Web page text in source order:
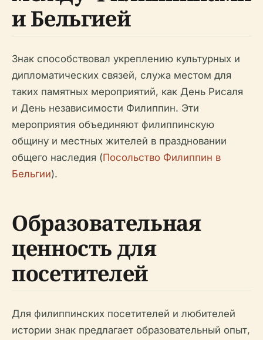
и Бельгией
Знак способствовал укреплению культурных и
дипломатических связей, служа местом для
таких памятных мероприятий, как День Рисаля
и День независимости Филиппин. Эти
мероприятия объединяют филиппинскую
общину и местных жителей в праздновании
общего наследия (Посольство Филиппин в
Бельгии).
Образовательная
ценность для
посетителей
Для филиппинских посетителей и любителей
истории знак предлагает образовательный опыт,